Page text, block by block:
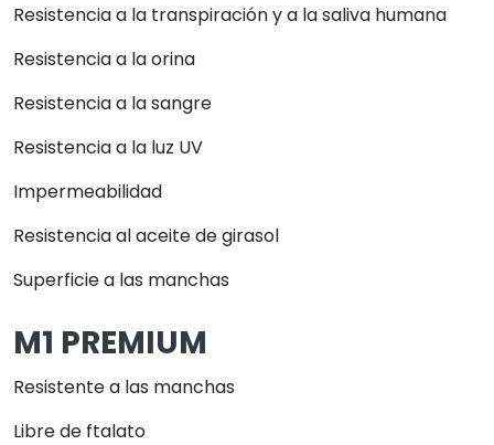
Resistencia a la transpiración y a la saliva humana
Resistencia a la orina
Resistencia a la sangre
Resistencia a la luz UV
Impermeabilidad
Resistencia al aceite de girasol
Superficie a las manchas
M1 PREMIUM
Resistente a las manchas
Libre de ftalato